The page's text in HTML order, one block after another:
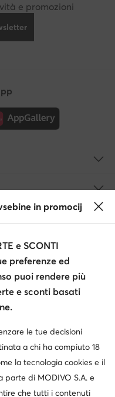
e promozioni
Italia (IT)
in promocij
e SCONTI
preferenze ed
puoi rendere più
e sconti basati
le tue decisioni
a chi ha compiuto 18
la tecnologia cookies e il
di MODIVO S.A. e
che tutti i contenuti